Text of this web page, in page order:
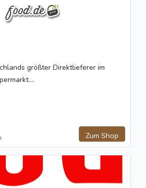
größter Direktlieferer im
Zum Shop